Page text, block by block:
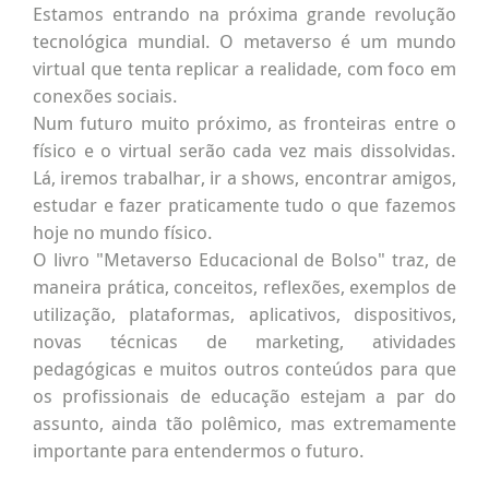
Estamos entrando na próxima grande revolução
tecnológica mundial. O metaverso é um mundo
virtual que tenta replicar a realidade, com foco em
conexões sociais.
Num futuro muito próximo, as fronteiras entre o
físico e o virtual serão cada vez mais dissolvidas.
Lá, iremos trabalhar, ir a shows, encontrar amigos,
estudar e fazer praticamente tudo o que fazemos
hoje no mundo físico.
O livro "Metaverso Educacional de Bolso" traz, de
maneira prática, conceitos, reflexões, exemplos de
utilização, plataformas, aplicativos, dispositivos,
novas técnicas de marketing, atividades
pedagógicas e muitos outros conteúdos para que
os profissionais de educação estejam a par do
assunto, ainda tão polêmico, mas extremamente
importante para entendermos o futuro.